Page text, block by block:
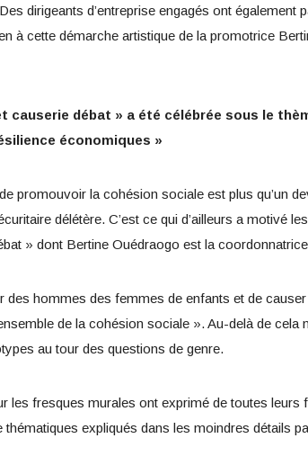
dirigeants d’entreprise engagés ont également
à cette démarche artistique de la promotrice
causerie débat » a été célébrée sous le
économiques »
promouvoir la cohésion sociale est plus qu’un
délétère. C’est ce qui d’ailleurs a motivé les
» dont Bertine Ouédraogo est la coordonnatrice
des hommes des femmes de enfants et de causer
de la cohésion sociale ». Au-delà de cela
au tour des questions de genre.
les fresques murales ont exprimé de toutes leurs
thématiques expliqués dans les moindres détails